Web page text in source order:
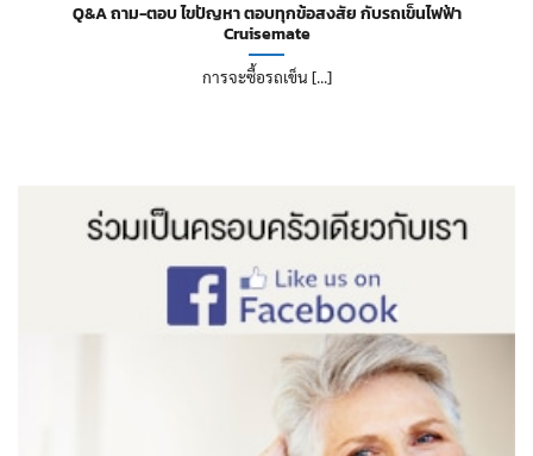
Q&A ถาม-ตอบ ไขปัญหา ตอบทุกข้อสงสัย กับรถเข็นไฟฟ้า
Cruisemate
การจะซื้อรถเข็น [...]